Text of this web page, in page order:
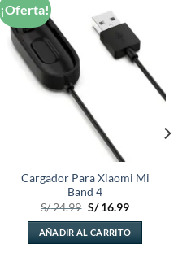
¡Oferta!
lista de
deseos
Cargador Para Xiaomi Mi
Band 4
S/24.99 El
precio
original
era:
S/ 24.99.
S/16.99El
actual
es:
S/ 16.99.
AÑADIR AL CARRITO